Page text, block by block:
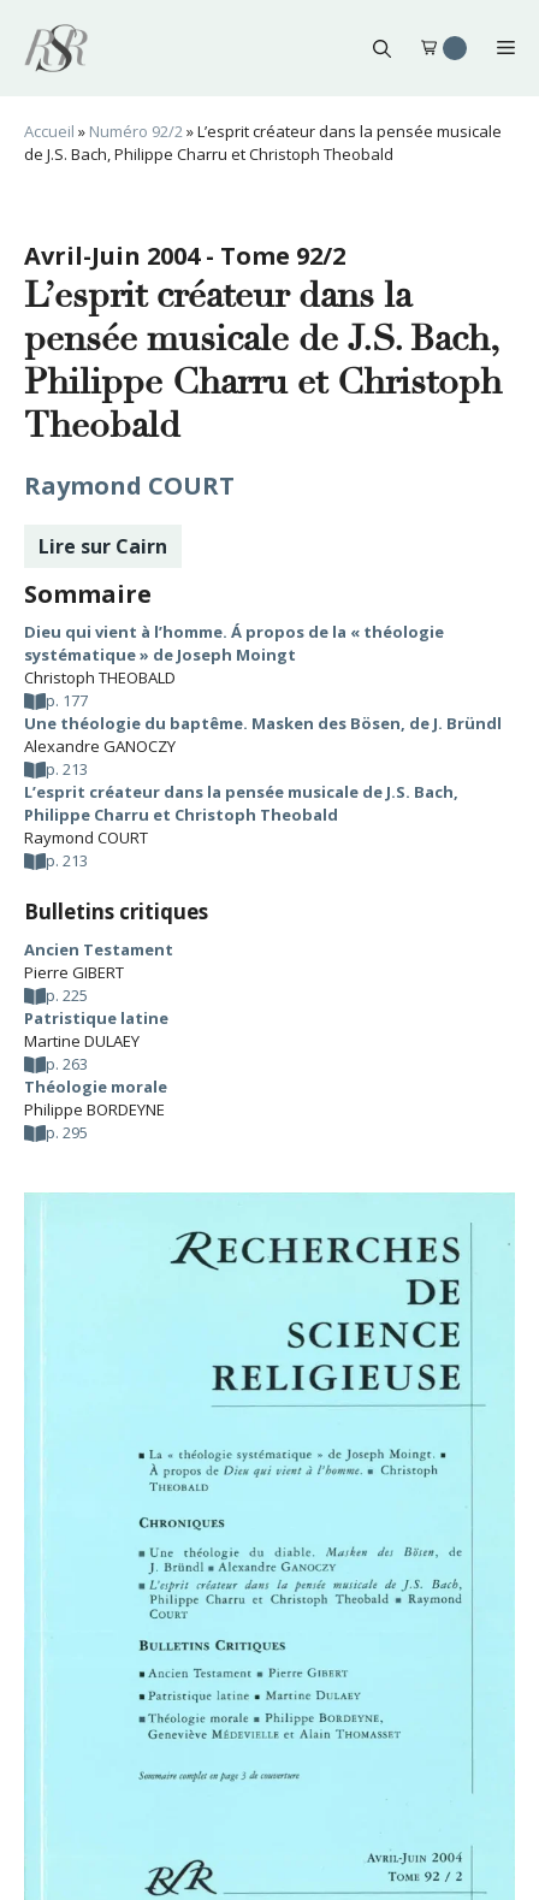
contenu
Accueil » Numéro 92/2»L’esprit créateur dans la pensée musicale
de J.S. Bach, Philippe Charru et Christoph Theobald
Avril-Juin 2004 - Tome 92/2
L’esprit créateur dans la
pensée musicale de J.S. Bach,
Philippe Charru et Christoph
Theobald
Raymond COURT
Lire sur Cairn
Sommaire
Dieu qui vient à l’homme. Á propos de la « théologie
systématique » de Joseph Moingt
Christoph THEOBALD
p. 177
Une théologie du baptême. Masken des Bösen, de J. Bründl
Alexandre GANOCZY
p. 213
L’esprit créateur dans la pensée musicale de J.S. Bach,
Philippe Charru et Christoph Theobald
Raymond COURT
p. 213
Bulletins critiques
Ancien Testament
Pierre GIBERT
p. 225
Patristique latine
Martine DULAEY
p. 263
Théologie morale
Philippe BORDEYNE
p. 295